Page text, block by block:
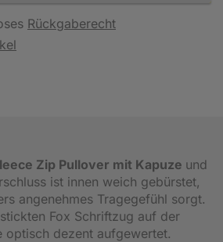
Rückgaberecht
Zip Pullover mit Kapuze und
ist innen weich gebürstet,
angenehmes Tragegefühl sorgt.
Fox Schriftzug auf der
optisch dezent aufgewertet.